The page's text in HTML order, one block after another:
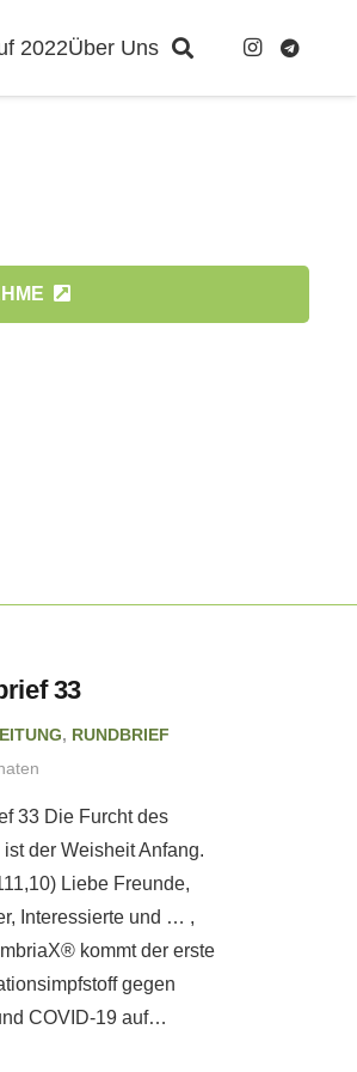
2022Über Uns
33
, RUNDBRIEF
33 Die Furcht des
der Weisheit Anfang.
Liebe Freunde,
Interessierte und … ,
kommt der erste
gegen
COVID-19 auf…